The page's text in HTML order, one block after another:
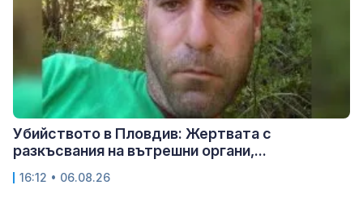
Убийството в Пловдив: Жертвата с
разкъсвания на вътрешни органи,...
16:12 • 06.08.26